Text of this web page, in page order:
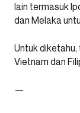
lain termasuk
dan Melaka
Untuk diketahu,
Vietnam dan
—